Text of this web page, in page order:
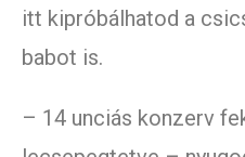
itt kipróbálhatod a
babot is.
– 14 unciás konzerv